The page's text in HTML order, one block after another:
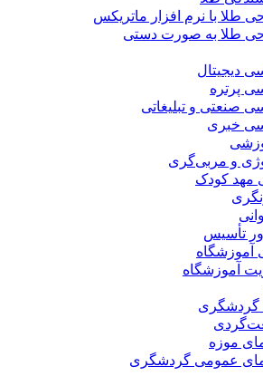
طلا با نرم افزار ماتریکس
طلا به صورت دستی
دیجیتال
پرتره
صنعتی و تبلیغاتی
خبری
و مربی‌گری
مهد کودک
تأسیس
آموزشگاه
آموزشگاه
گردشگری
موزه
عمومی گردشگری